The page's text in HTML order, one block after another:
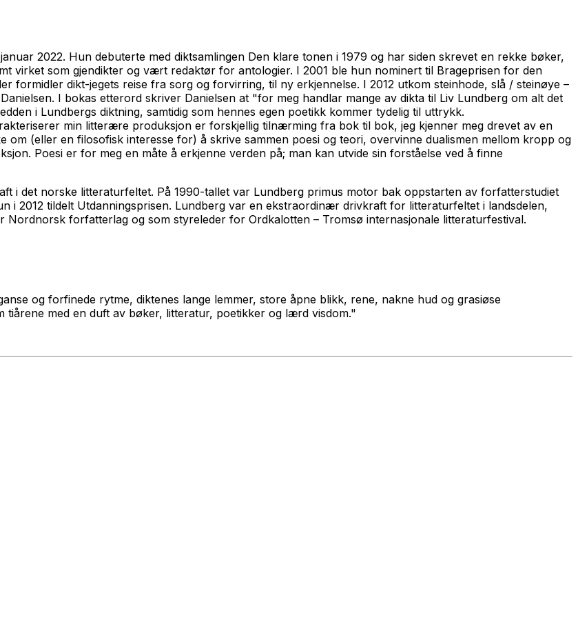
2022. Hun debuterte med diktsamlingen Den klare tonen i 1979 og har siden skrevet en rekke bøker,
virket som gjendikter og vært redaktør for antologier. I 2001 ble hun nominert til Brageprisen for den
formidler dikt-jegets reise fra sorg og forvirring, til ny erkjennelse. I 2012 utkom steinhode, slå / steinøye –
I bokas etterord skriver Danielsen at "for meg handlar mange av dikta til Liv Lundberg om alt det
i Lundbergs diktning, samtidig som hennes egen poetikk kommer tydelig til uttrykk.
min litterære produksjon er forskjellig tilnærming fra bok til bok, jeg kjenner meg drevet av en
(eller en filosofisk interesse for) å skrive sammen poesi og teori, overvinne dualismen mellom kropp og
Poesi er for meg en måte å erkjenne verden på; man kan utvide sin forståelse ved å finne
i det norske litteraturfeltet. På 1990-tallet var Lundberg primus motor bak oppstarten av forfatterstudiet
i 2012 tildelt Utdanningsprisen. Lundberg var en ekstraordinær drivkraft for litteraturfeltet i landsdelen,
forfatterlag og som styreleder for Ordkalotten – Tromsø internasjonale litteraturfestival.
og forfinede rytme, diktenes lange lemmer, store åpne blikk, rene, nakne hud og grasiøse
tiårene med en duft av bøker, litteratur, poetikker og lærd visdom."